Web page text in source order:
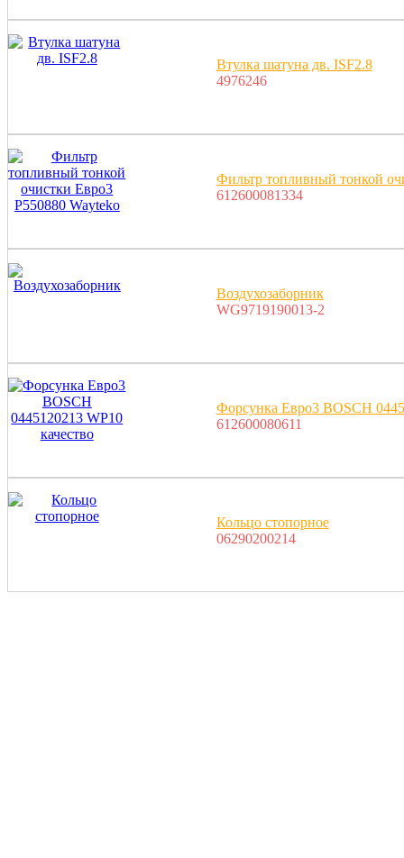
Втулка шатуна дв. ISF2.8
4976246
Фильтр топливный тонкой
612600081334
Воздухозаборник
WG9719190013-2
Форсунка Евро3 BOSCH
612600080611
Кольцо стопорное
06290200214